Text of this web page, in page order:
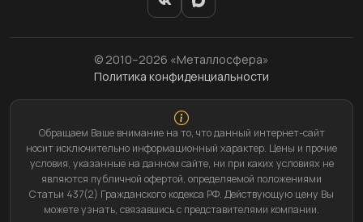
© 2010–2026 «Металлосфера»
Политика конфиденциальности
Обращаем Ваше внимание на то, что данный интернет-сайт
носит исключительно информационный характер. Цены и прочие
условия, указанные на данном сайте, ни при каких условиях не
являются публичной офертой, определяемой положениями
Статьи 437(2) Гражданского кодекса РФ. Действующую цену Вы
можете узнать, связавшись с представителями компании.